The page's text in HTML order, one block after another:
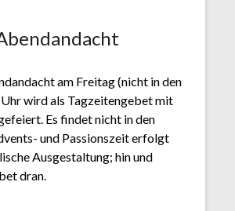
am Freitag (nicht in den
wird als Tagzeitengebet mit
Es findet nicht in den
und Passionszeit erfolgt
Ausgestaltung; hin und
dran.